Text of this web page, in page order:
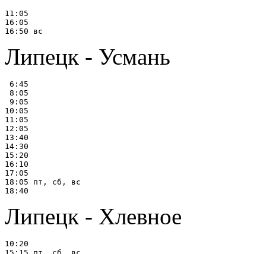
11:05
16:05
Липецк - Усмань
6:45
8:05
9:05
10:05
11:05
12:05
13:40
14:30
15:20
16:10
17:05
18:05 пт, сб, вс
Липецк - Хлевное
10:20